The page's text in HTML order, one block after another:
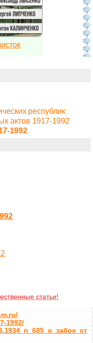
республик
актов 1917-1992
1992
статьи!
1992/